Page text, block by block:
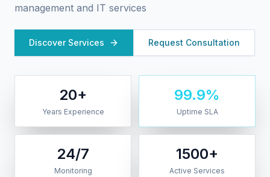
management and IT services
Discover Services Request Consultation
20+
Years Experience
99.9%
Uptime SLA
24/7
Monitoring
1500+
Active Services